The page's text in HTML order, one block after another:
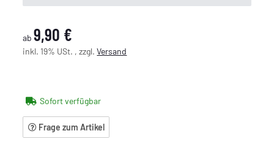
ab9,90 €
inkl. 19% USt. , zzgl.Versand
Sofort verfügbar
Frage zum Artikel